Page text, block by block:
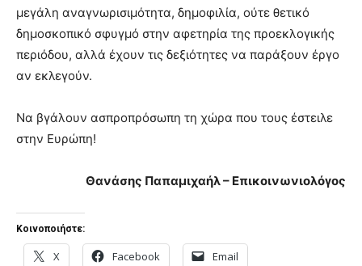
μεγάλη αναγνωρισιμότητα, δημοφιλία, ούτε θετικό
δημοσκοπικό σφυγμό στην αφετηρία της προεκλογικής
περιόδου, αλλά έχουν τις δεξιότητες να παράξουν έργο
αν εκλεγούν.
Να βγάλουν ασπροπρόσωπη τη χώρα που τους έστειλε
στην Ευρώπη!
Θανάσης Παπαμιχαήλ – Επικοινωνιολόγος
Κοινοποιήστε:
X Facebook Email